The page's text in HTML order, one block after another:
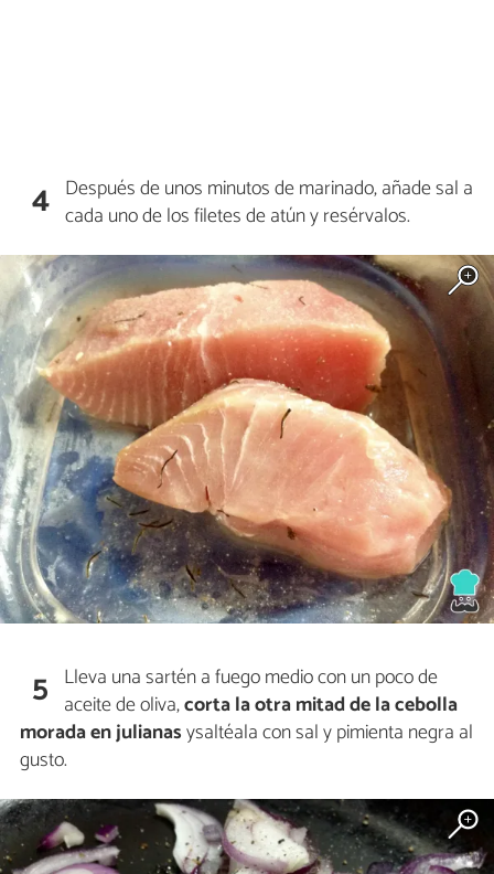
4 Después de unos minutos de marinado, añade sal a
cada uno de los filetes de atún y resérvalos.
5 Lleva una sartén a fuego medio con un poco de
aceite de oliva,corta la otra mitad de la cebolla
morada en julianasysaltéala con sal y pimienta negra al
gusto.